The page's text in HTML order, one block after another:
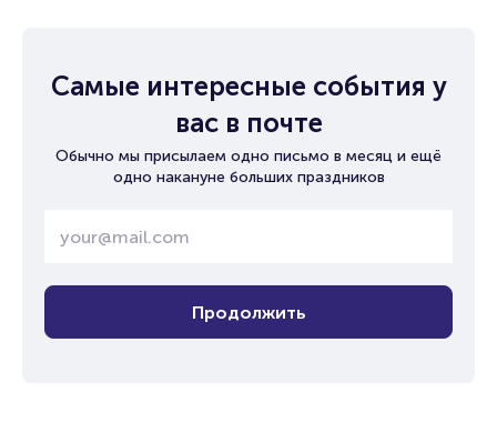
Самые интересные события у
вас в почте
Обычно мы присылаем одно письмо в месяц и ещё
одно накануне больших праздников
Продолжить